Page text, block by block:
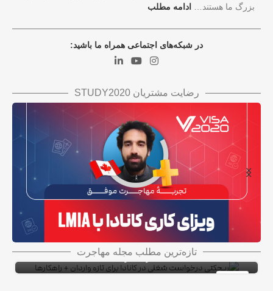
بزرگ ما هستند…
ادامه مطلب
در شبکه‌های اجتماعی همراه ما باشید:
رضایت مشتریان STUDY2020
ویزای کار
ویزای کاری کانادا با LMIA
تازه‌ترین مطلب مجله مهاجرت
ریجکتی درخواست شغلی در کانادا برای تازه واردان
+ راهکارها